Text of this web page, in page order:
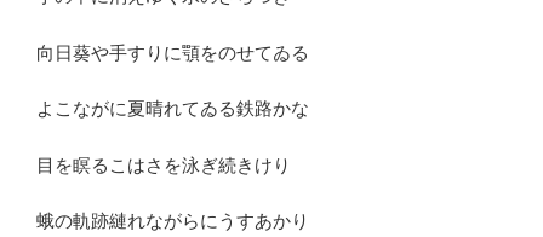
向日葵や手すりに顎をのせてゐる
よこながに夏晴れてゐる鉄路かな
目を瞑るこはさを泳ぎ続きけり
蛾の軌跡縺れながらにうすあかり